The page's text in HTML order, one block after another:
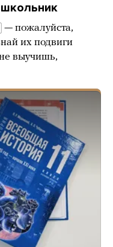
— пожалуйста,
их подвиги
выучишь,